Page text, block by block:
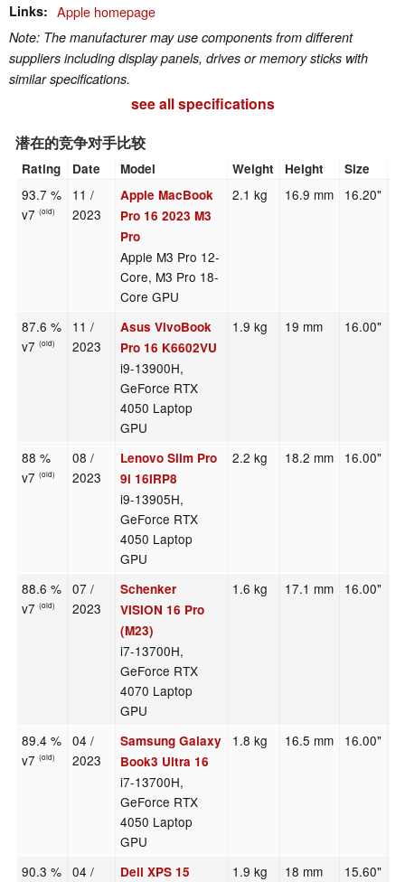
Links Apple homepage
Note: The manufacturer may use components from different
suppliers including display panels, drives or memory sticks with
similar specifications.
see all specifications
潜在的竞争对手比较
Rating Date Model Weight Height Size
93.7 %
v7(old)
11 /
2023
Apple MacBook
Pro 16 2023 M3
Pro
Apple M3 Pro 12-
Core, M3 Pro 18-
Core GPU
2.1 kg 16.9 mm 16.20"
87.6 %
v7(old)
11 /
2023
Asus VivoBook
Pro 16 K6602VU
i9-13900H,
GeForce RTX
4050 Laptop
GPU
1.9 kg 19 mm 16.00"
88 %
v7(old)
08 /
2023
Lenovo Slim Pro
9i 16IRP8
i9-13905H,
GeForce RTX
4050 Laptop
GPU
2.2 kg 18.2 mm 16.00"
88.6 %
v7(old)
07 /
2023
Schenker
VISION 16 Pro
(M23)
i7-13700H,
GeForce RTX
4070 Laptop
GPU
1.6 kg 17.1 mm 16.00"
89.4 %
v7(old)
04 /
2023
Samsung Galaxy
Book3 Ultra 16
i7-13700H,
GeForce RTX
4050 Laptop
GPU
1.8 kg 16.5 mm 16.00"
90.3 % 04 / Dell XPS 15 1.9 kg 18 mm 15.60"